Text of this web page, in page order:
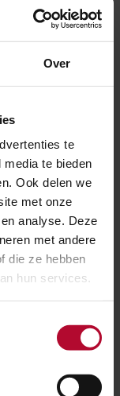
Over
te
te bieden
Ook delen we
met onze
analyse. Deze
met andere
die ze hebben
hun services.
e-mail en
post
voor de­ ­e-